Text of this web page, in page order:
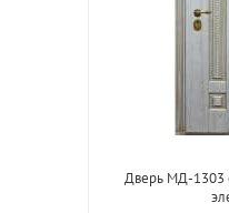
Дверь МД-1303